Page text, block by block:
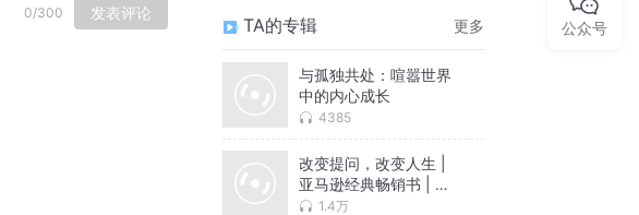
0/300 发表评论
TA的专辑 更多
与孤独共处：喧嚣世界
中的内心成长
4385
改变提问，改变人生 |
亚马逊经典畅销书 | 思
维塑造
1.4万
公众号